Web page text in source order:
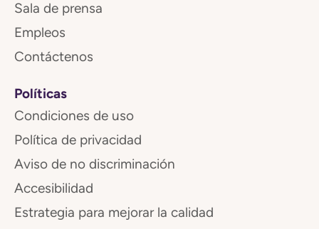
Sala de prensa
Empleos
Contáctenos
Políticas
Condiciones de uso
Política de privacidad
Aviso de no discriminación
Accesibilidad
Estrategia para mejorar la calidad